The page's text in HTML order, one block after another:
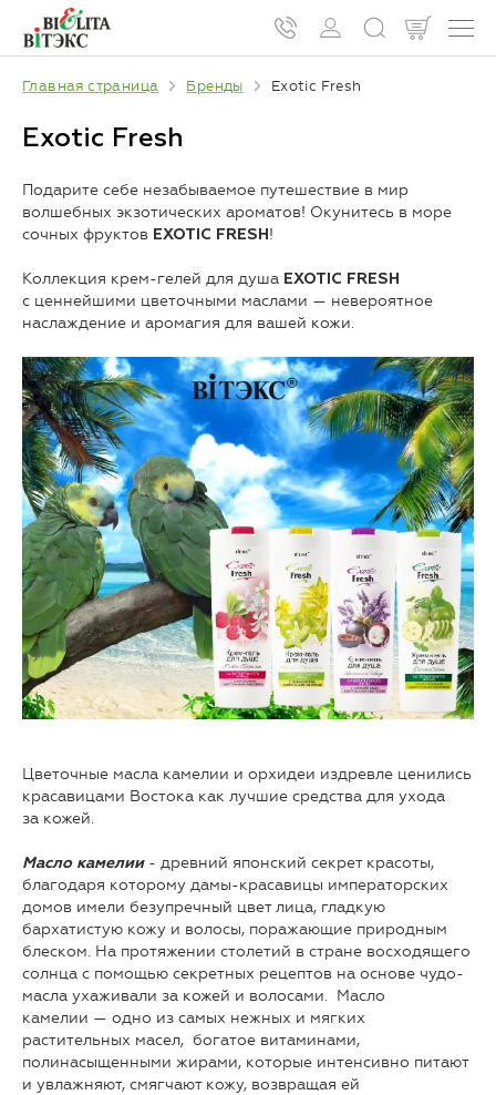
Главная страница Бренды Exotic Fresh
Exotic Fresh
Подарите себе незабываемое путешествие в мир
волшебных экзотических ароматов! Окунитесь в море
сочных фруктов EXOTIC FRESH !
Коллекция крем-гелей для душа EXOTIC FRESH
с ценнейшими цветочными маслами — невероятное
наслаждение и аромагия для вашей кожи.
Цветочные масла камелии и орхидеи издревле ценились
красавицами Востока как лучшие средства для ухода
за кожей.
Масло камелии - древний японский секрет красоты,
благодаря которому дамы-красавицы императорских
домов имели безупречный цвет лица, гладкую
бархатистую кожу и волосы, поражающие природным
блеском. На протяжении столетий в стране восходящего
солнца с помощью секретных рецептов на основе чудо-
масла ухаживали за кожей и волосами. Масло
камелии — одно из самых нежных и мягких
растительных масел, богатое витаминами,
полинасыщенными жирами, которые интенсивно питают
и увлажняют, смягчают кожу, возвращая ей